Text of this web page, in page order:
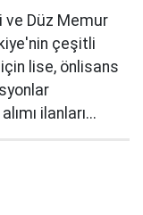
ve Düz Memur
çeşitli
lise, önlisans
ilanları...